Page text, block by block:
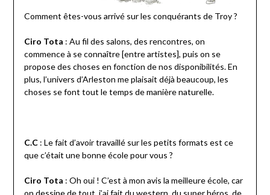
Comment êtes-vous arrivé sur les conquérants de Troy ?
Ciro Tota : Au fil des salons, des rencontres, on
commence à se connaître [entre artistes], puis on se
propose des choses en fonction de nos disponibilités. En
plus, l’univers d’Arleston me plaisait déjà beaucoup, les
choses se font tout le temps de manière naturelle.
C.C: Le fait d’avoir travaillé sur les petits formats est ce
que c’était une bonne école pour vous ?
Ciro Tota : Oh oui ! C’est à mon avis la meilleure école, car